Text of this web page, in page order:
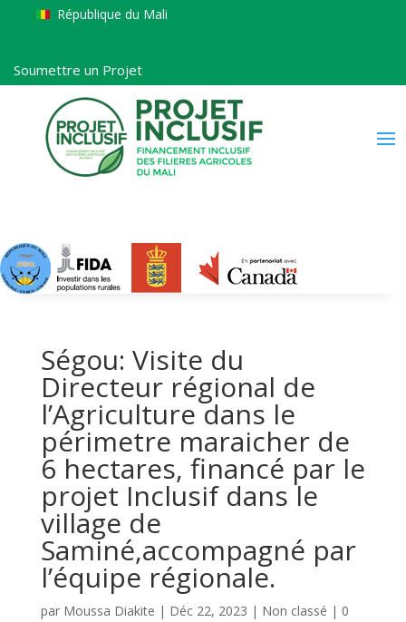
République du Mali
Soumettre un Projet
Ségou: Visite du
Directeur régional de
l’Agriculture dans le
périmetre maraicher de
6 hectares, financé par le
projet Inclusif dans le
village de
Saminé,accompagné par
l’équipe régionale.
par Moussa Diakite | Déc 22, 2023 | Non classé | 0